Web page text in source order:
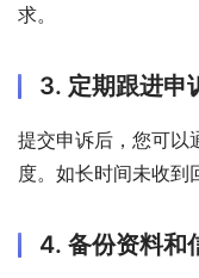
求。
3. 定期跟进申
提交申诉后，您可以
度。如长时间未收到
4. 备份资料和